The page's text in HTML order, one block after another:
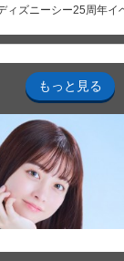
ィズニーシー25周年イ
もっと見る